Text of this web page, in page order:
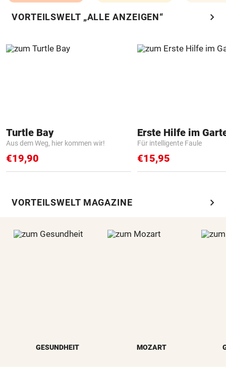
VORTEILSWELT „ALLE ANZEIGEN“ chevron_right
Turtle Bay
Aus dem Weg, hier kommen wir!
€19,90
Erste Hilfe im
Für intelligente Faule
€15,95
VORTEILSWELT MAGAZINE chevron_right
GESUNDHEIT MOZART